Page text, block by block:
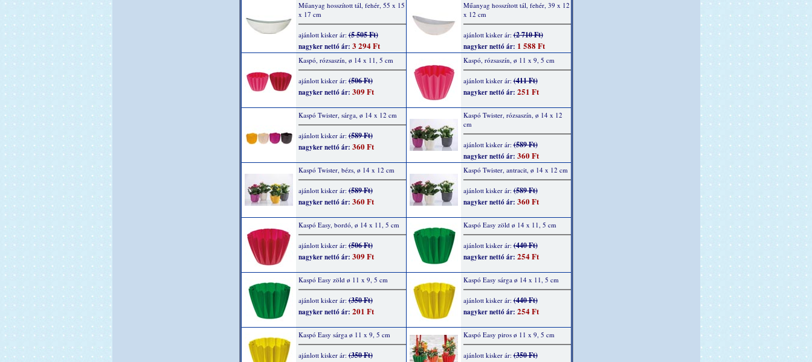
Műanyag hosszított tál, fehér, 55 x 15
x 17 cm
ajánlott kisker ár:(5 505 Ft)
nagyker nettó ár: 3 294 Ft
Műanyag hosszított tál, fehér, 39 x 12
x 12 cm
ajánlott kisker ár:(2 710 Ft)
nagyker nettó ár: 1 588 Ft
Kaspó, rózsaszín, ø 14 x 11, 5 cm
ajánlott kisker ár:(506 Ft)
nagyker nettó ár: 309 Ft
Kaspó, rózsaszín, ø 11 x 9, 5 cm
ajánlott kisker ár:(411 Ft)
nagyker nettó ár: 251 Ft
Kaspó Twister, sárga, ø 14 x 12 cm
ajánlott kisker ár:(589 Ft)
nagyker nettó ár: 360 Ft
Kaspó Twister, rózsaszín, ø 14 x 12
cm
ajánlott kisker ár:(589 Ft)
nagyker nettó ár: 360 Ft
Kaspó Twister, bézs, ø 14 x 12 cm
ajánlott kisker ár:(589 Ft)
nagyker nettó ár: 360 Ft
Kaspó Twister, antracit, ø 14 x 12 cm
ajánlott kisker ár:(589 Ft)
nagyker nettó ár: 360 Ft
Kaspó Easy, bordó, ø 14 x 11, 5 cm
ajánlott kisker ár:(506 Ft)
nagyker nettó ár: 309 Ft
Kaspó Easy zöld ø 14 x 11, 5 cm
ajánlott kisker ár:(440 Ft)
nagyker nettó ár: 254 Ft
Kaspó Easy zöld ø 11 x 9, 5 cm
ajánlott kisker ár:(350 Ft)
nagyker nettó ár: 201 Ft
Kaspó Easy sárga ø 14 x 11, 5 cm
ajánlott kisker ár:(440 Ft)
nagyker nettó ár: 254 Ft
Kaspó Easy sárga ø 11 x 9, 5 cm
ajánlott kisker ár:(350 Ft)
Kaspó Easy piros ø 11 x 9, 5 cm
ajánlott kisker ár:(350 Ft)